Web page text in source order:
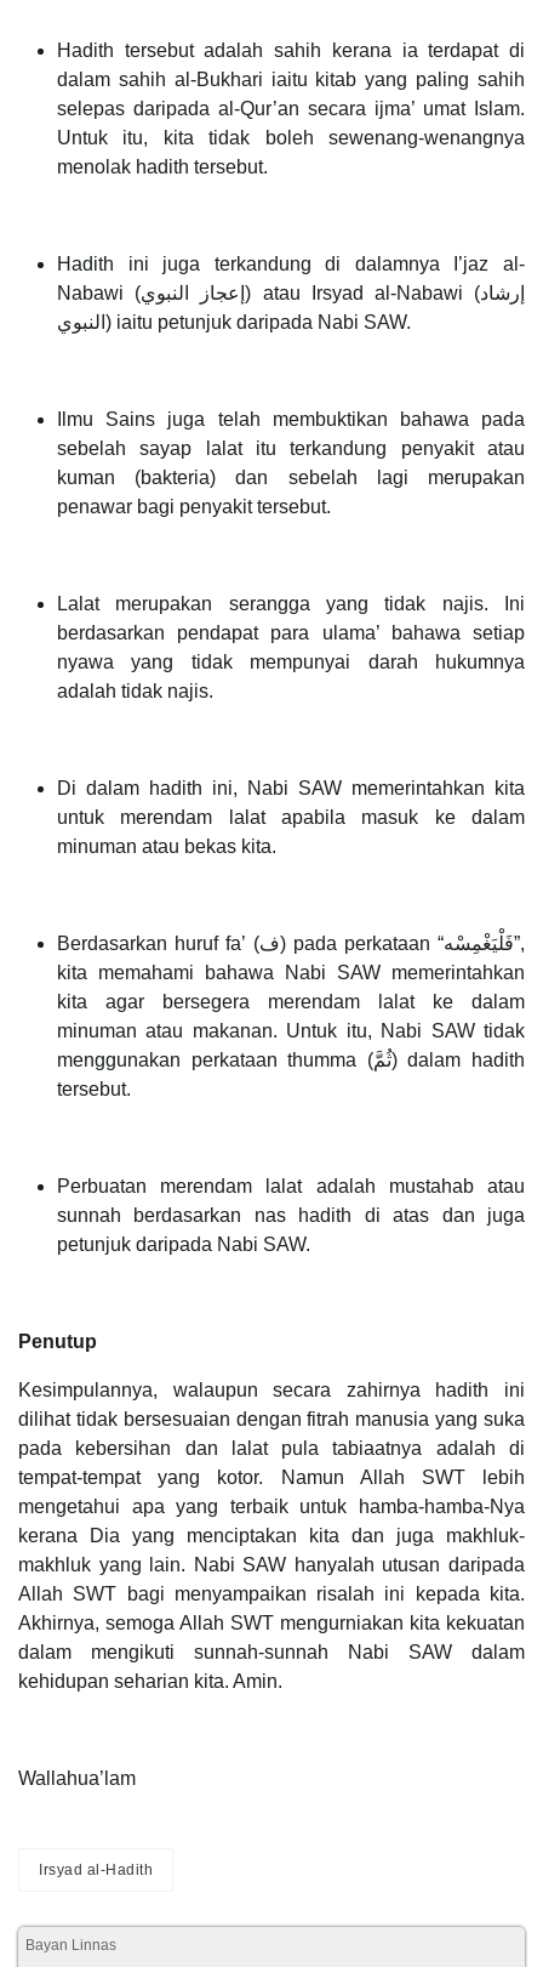
Hadith tersebut adalah sahih kerana ia terdapat di
dalam sahih al-Bukhari iaitu kitab yang paling sahih
selepas daripada al-Qur’an secara ijma’ umat Islam.
Untuk itu, kita tidak boleh sewenang-wenangnya
menolak hadith tersebut.
Hadith ini juga terkandung di dalamnya I’jaz al-
Nabawi (إعجاز النبوي) atau Irsyad al-Nabawi (إرشاد
النبوي) iaitu petunjuk daripada Nabi SAW.
Ilmu Sains juga telah membuktikan bahawa pada
sebelah sayap lalat itu terkandung penyakit atau
kuman (bakteria) dan sebelah lagi merupakan
penawar bagi penyakit tersebut.
Lalat merupakan serangga yang tidak najis. Ini
berdasarkan pendapat para ulama’ bahawa setiap
nyawa yang tidak mempunyai darah hukumnya
adalah tidak najis.
Di dalam hadith ini, Nabi SAW memerintahkan kita
untuk merendam lalat apabila masuk ke dalam
minuman atau bekas kita.
Berdasarkan huruf fa’ (ف) pada perkataan “فَلْيَغْمِسْه”,
kita memahami bahawa Nabi SAW memerintahkan
kita agar bersegera merendam lalat ke dalam
minuman atau makanan. Untuk itu, Nabi SAW tidak
menggunakan perkataan thumma (ثُمَّ) dalam hadith
tersebut.
Perbuatan merendam lalat adalah mustahab atau
sunnah berdasarkan nas hadith di atas dan juga
petunjuk daripada Nabi SAW.
Penutup
Kesimpulannya, walaupun secara zahirnya hadith ini
dilihat tidak bersesuaian dengan fitrah manusia yang suka
pada kebersihan dan lalat pula tabiaatnya adalah di
tempat-tempat yang kotor. Namun Allah SWT lebih
mengetahui apa yang terbaik untuk hamba-hamba-Nya
kerana Dia yang menciptakan kita dan juga makhluk-
makhluk yang lain. Nabi SAW hanyalah utusan daripada
Allah SWT bagi menyampaikan risalah ini kepada kita.
Akhirnya, semoga Allah SWT mengurniakan kita kekuatan
dalam mengikuti sunnah-sunnah Nabi SAW dalam
kehidupan seharian kita. Amin.
Wallahua’lam
Irsyad al-Hadith
Bayan Linnas